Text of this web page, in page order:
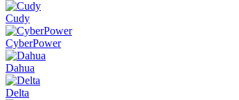
Cudy
CyberPower
Dahua
Delta